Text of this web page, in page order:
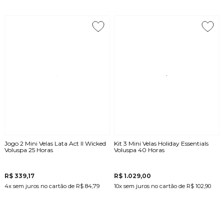
Jogo 2 Mini Velas Lata Act II Wicked
Voluspa 25 Horas
R$ 339,17
4x sem juros no cartãode R$ 84,79
Kit 3 Mini Velas Holiday Essentials
Voluspa 40 Horas
R$ 1.029,00
10x sem juros no cartão de R$ 102,90